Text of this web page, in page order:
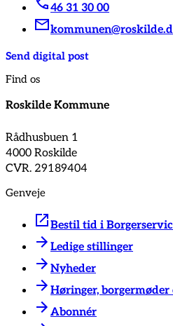
46 31 30 00
Send digital post
Find os
Roskilde Kommune
Rådhusbuen 1
4000 Roskilde
CVR. 29189404
Genveje
Bestil tid i
Ledige stillinger
Nyheder
Høringer, borgermøder
Abonnér